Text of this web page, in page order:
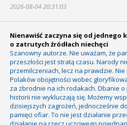
2026-08-04 20:31:03
Nienawiść zaczyna się od jednego
o zatrutych źródłach niechęci
Szanowny autorze. Nie uważam, że
przeszłości jest stratą czasu. Narody
przemilczeniach, lecz na prawdzie.
Polaków obojętności wobec
za zbrodnie na ich rodakach. Dbanie o
historii nie wykluczają się. Możemy
dzisiejszych zagrożeń, jednocześnie
pamięci ofiar. To nie jest działanie